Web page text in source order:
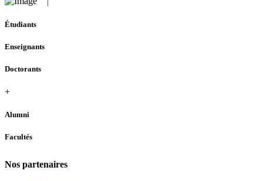
Étudiants
Enseignants
Doctorants
+
Alumni
Facultés
Nos partenaires